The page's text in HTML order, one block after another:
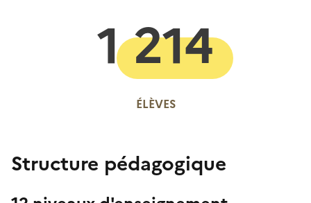
ÉLÈVES
1 214
Structure pédagogique